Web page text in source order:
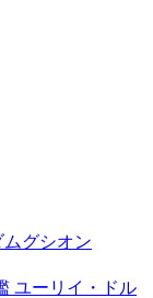
グシオン
ユーリイ・ドル